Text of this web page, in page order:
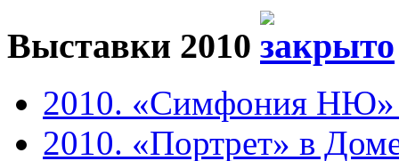
Выставки 2010
2010. «Симфония НЮ»
2010. «Портрет» в